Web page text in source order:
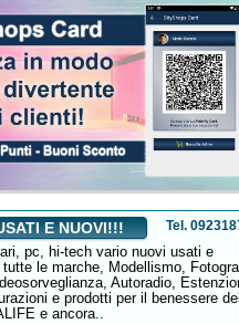
E NUOVI!!! Tel.
pc, hi-tech vario nuovi usati e
le marche, Modellismo,
Autoradio,
e prodotti per il benessere
e ancora..